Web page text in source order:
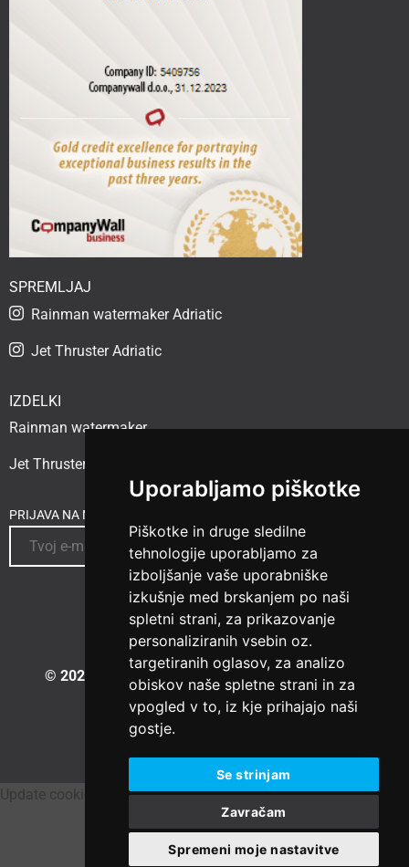
Uporabljamo piškotke
Piškotke in druge sledilne
tehnologije uporabljamo za
izboljšanje vaše uporabniške
izkušnje med brskanjem po naši
spletni strani, za prikazovanje
personaliziranih vsebin oz.
targetiranih oglasov, za analizo
obiskov naše spletne strani in za
vpogled v to, iz kje prihajajo naši
gostje.
Se strinjam
Zavračam
Spremeni moje nastavitve
SPREMLJAJ
Rainman watermaker Adriatic
Jet Thruster Adriatic
IZDELKI
Rainman watermaker
Jet Thruster
PRIJAVA NA NOVICE
© 2023 Vesselspa.com |Izdelava spletne strani:
Update cookies preferences